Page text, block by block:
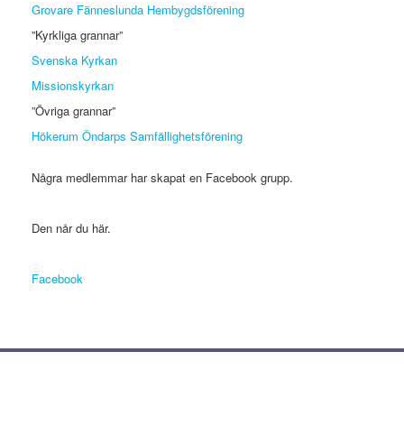
Grovare Fänneslunda Hembygdsförening
”Kyrkliga grannar”
Svenska Kyrkan
Missionskyrkan
”Övriga grannar”
Hökerum Öndarps Samfällighetsförening
Några medlemmar har skapat en Facebook grupp.
Den når du här.
Facebook